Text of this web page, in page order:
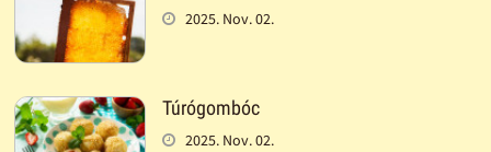
2025. Nov. 02.
Túrógombóc
2025. Nov. 02.